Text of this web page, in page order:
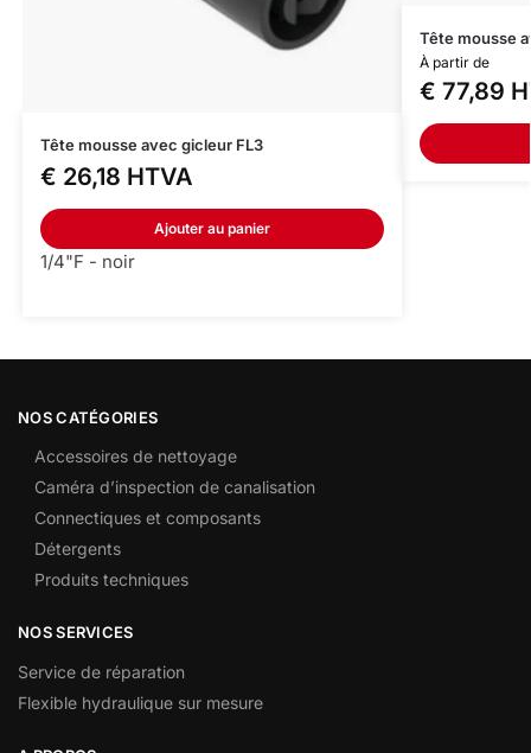
Tête mousse avec gicleur FL3
€ 26,18 HTVA
Ajouter au panier
1/4"F - noir
Tête mousse
À partir de
€ 77,89
NOS CATÉGORIES
Accessoires de nettoyage
Caméra d’inspection de canalisation
Connectiques et composants
Détergents
Produits techniques
NOS SERVICES
Service de réparation
Flexible hydraulique sur mesure